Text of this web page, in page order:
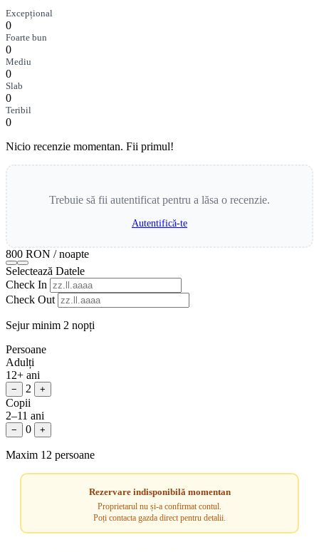
Excepțional
0
Foarte bun
0
Mediu
0
Slab
0
Teribil
0
Nicio recenzie momentan. Fii primul!
Trebuie să fii autentificat pentru a lăsa o recenzie.
Autentifică-te
800 RON / noapte
Selectează Datele
Check In
Check Out
Sejur minim 2 nopți
Persoane
Adulți
12+ ani
− 2 +
Copii
2–11 ani
− 0 +
Maxim 12 persoane
Rezervare indisponibilă momentan
Proprietarul nu și-a confirmat contul.
Poți contacta gazda direct pentru detalii.